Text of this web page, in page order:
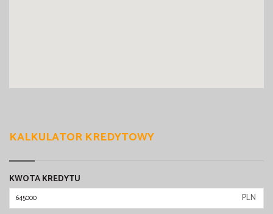
KALKULATOR KREDYTOWY
KWOTA KREDYTU
PLN